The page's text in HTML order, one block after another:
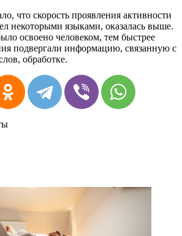
, что скорость проявления активности
некоторыми языками, оказалась выше.
освоено человеком, тем быстрее
подвергали информацию, связанную с
, обработке.